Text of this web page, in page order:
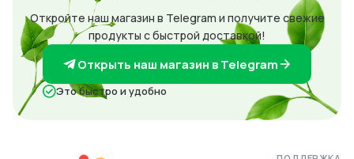
Откройте наш магазин в Telegram и получите свежие
продукты с быстрой доставкой!
Открыть наш магазин в Telegram
Это быстро и удобно